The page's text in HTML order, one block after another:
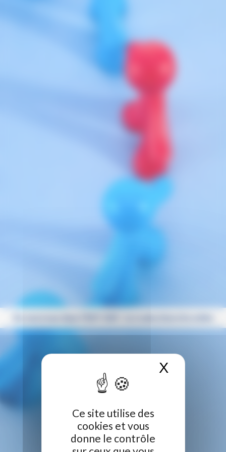
Ce site utilise des
cookies et vous
donne le contrôle
X